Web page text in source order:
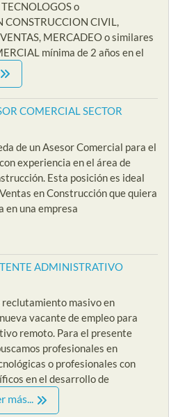
o
CONSTRUCCION CIVIL,
MERCADEO o similares
mínima de 2 años en el
COMERCIAL SECTOR
de un Asesor Comercial para el
experiencia en el área de
Esta posición es ideal
en Construcción que quiera
en una empresa
ADMINISTRATIVO
reclutamiento masivo en
vacante de empleo para
remoto. Para el presente
profesionales en
o profesionales con
en el desarrollo de
más...